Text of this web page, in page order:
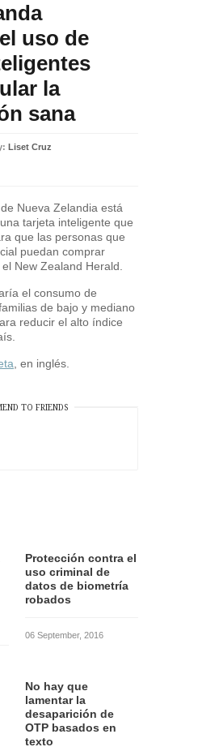
uso de
la
sana
Liset Cruz
Nueva Zelandia está
tarjeta inteligente que
que las personas que
puedan comprar
New Zealand Herald.
el consumo de
de bajo y mediano
reducir el alto índice
, en inglés.
TO FRIENDS
Protección contra el
uso criminal de
datos de biometría
robados
06 September, 2016
No hay que
lamentar la
desaparición de
OTP basados en
texto